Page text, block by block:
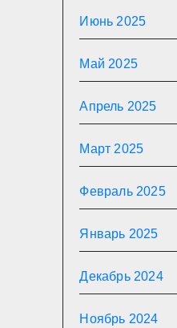
Июнь 2025
Май 2025
Апрель 2025
Март 2025
Февраль 2025
Январь 2025
Декабрь 2024
Ноябрь 2024